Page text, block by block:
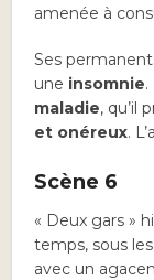
amenée à
Ses
une insomnie.
maladie, qu’il
et onéreux.
Scène 6
« Deux gars »
temps, sous les
avec un